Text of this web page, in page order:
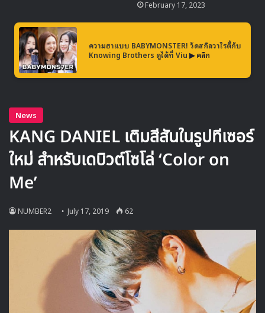
February 17, 2023
ความฮาแบบ BABYMONSTER! วัดสกิลวาไรตี้กับ
Knowing Brothers ดูได้ที่ Viu ▶ คลิก